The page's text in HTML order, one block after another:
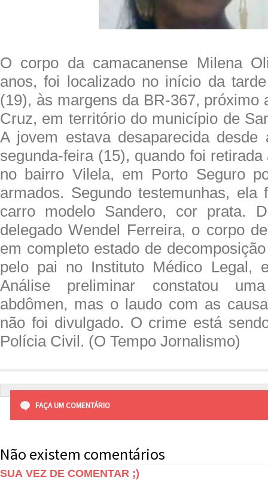
O corpo da camacanense Milena
anos, foi localizado no início da
(19), às margens da BR-367, próximo
Cruz, em território do município de
A jovem estava desaparecida
segunda-feira (15), quando foi
no bairro Vilela, em Porto Seguro
armados. Segundo testemunhas,
carro modelo Sandero, cor prata.
delegado Wendel Ferreira, o corpo
em completo estado de
pelo pai no Instituto Médico Legal,
Análise preliminar constatou
abdômen, mas o laudo com as
não foi divulgado. O crime está
Polícia Civil. (O Tempo Jornalismo)
FAÇA UM COMENTÁRIO
Não existem comentários
SUA VEZ DE COMENTAR ;)